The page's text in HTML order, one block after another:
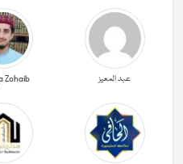
عبد المعیز Zohaib